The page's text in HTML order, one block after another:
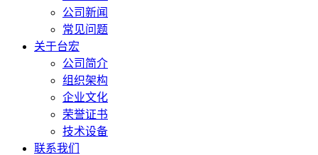
公司新闻
常见问题
关于台宏
公司简介
组织架构
企业文化
荣誉证书
技术设备
联系我们